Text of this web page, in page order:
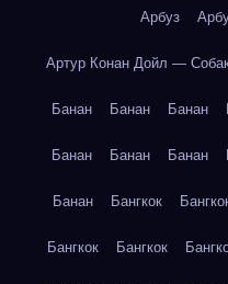
Арбуз
Артур Конан Дойл —
Банан Банан Банан
Банан Банан Банан
Банан Бангкок
Бангкок Бангкок